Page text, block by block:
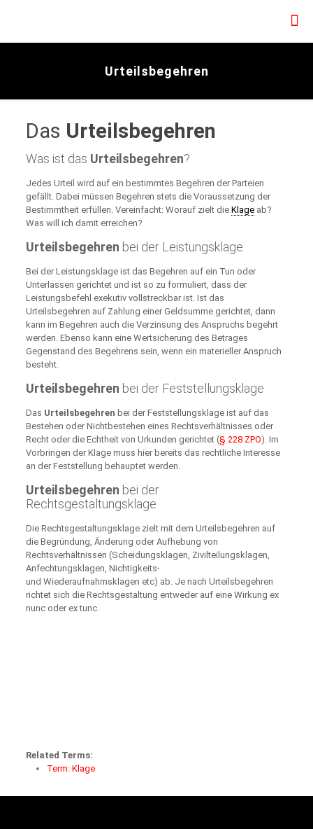
Urteilsbegehren
Das Urteilsbegehren
Was ist das Urteilsbegehren?
Jedes Urteil wird auf ein bestimmtes Begehren der Parteien
gefällt. Dabei müssen Begehren stets die Voraussetzung der
Bestimmtheit erfüllen. Vereinfacht: Worauf zielt die Klageab?
Was will ich damit erreichen?
Urteilsbegehren bei der Leistungsklage
Bei der Leistungsklage ist das Begehren auf ein Tun oder
Unterlassen gerichtet und ist so zu formuliert, dass der
Leistungsbefehl exekutiv vollstreckbar ist. Ist das
Urteilsbegehren auf Zahlung einer Geldsumme gerichtet, dann
kann im Begehren auch die Verzinsung des Anspruchs begehrt
werden. Ebenso kann eine Wertsicherung des Betrages
Gegenstand des Begehrens sein, wenn ein materieller Anspruch
besteht.
Urteilsbegehren bei der Feststellungsklage
Das Urteilsbegehren bei der Feststellungsklage ist auf das
Bestehen oder Nichtbestehen eines Rechtsverhältnisses oder
Recht oder die Echtheit von Urkunden gerichtet (§ 228 ZPO). Im
Vorbringen der Klage muss hier bereits das rechtliche Interesse
an der Feststellung behauptet werden.
Urteilsbegehren bei der
Rechtsgestaltungsklage
Die Rechtsgestaltungsklage zielt mit dem Urteilsbegehren auf
die Begründung, Änderung oder Aufhebung von
Rechtsverhältnissen (Scheidungsklagen, Zivilteilungsklagen,
Anfechtungsklagen, Nichtigkeits-
und Wiederaufnahmsklagen etc) ab. Je nach Urteilsbegehren
richtet sich die Rechtsgestaltung entweder auf eine Wirkung ex
nunc oder ex tunc.
Related Terms:
Term: Klage